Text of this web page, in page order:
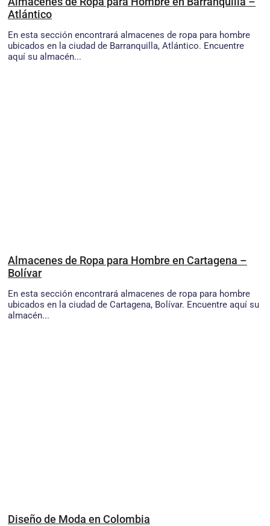
Atlántico
En esta sección encontrará almacenes de ropa para hombre
ubicados en la ciudad de Barranquilla, Atlántico. Encuentre
aquí su almacén...
Almacenes de Ropa para Hombre en Cartagena –
Bolívar
En esta sección encontrará almacenes de ropa para hombre
ubicados en la ciudad de Cartagena, Bolívar. Encuentre aquí su
almacén...
Diseño de Moda en Colombia